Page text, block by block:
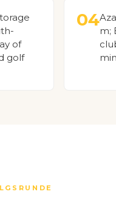
of
golf
04
m;